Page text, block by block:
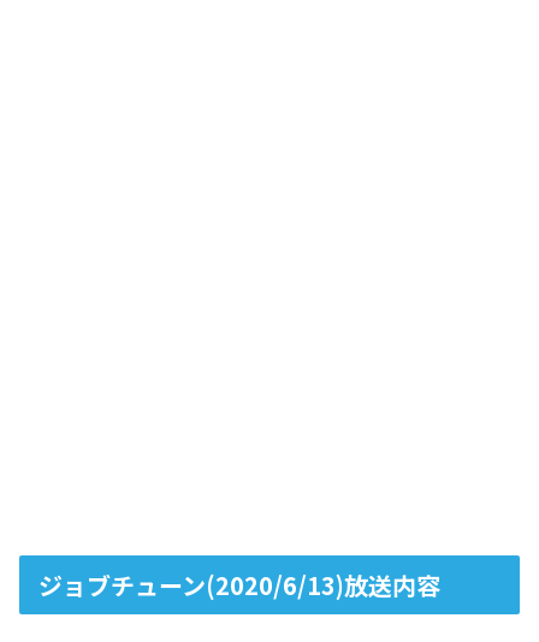
ジョブチューン(2020/6/13)放送内容